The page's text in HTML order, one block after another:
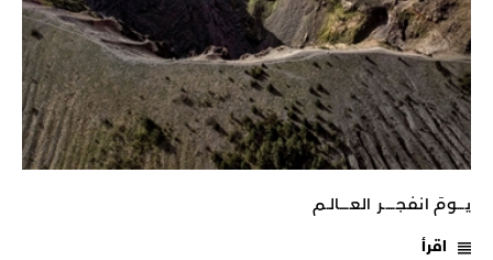
يـــومَ انفجـــــر العــــالـم
اقرأ